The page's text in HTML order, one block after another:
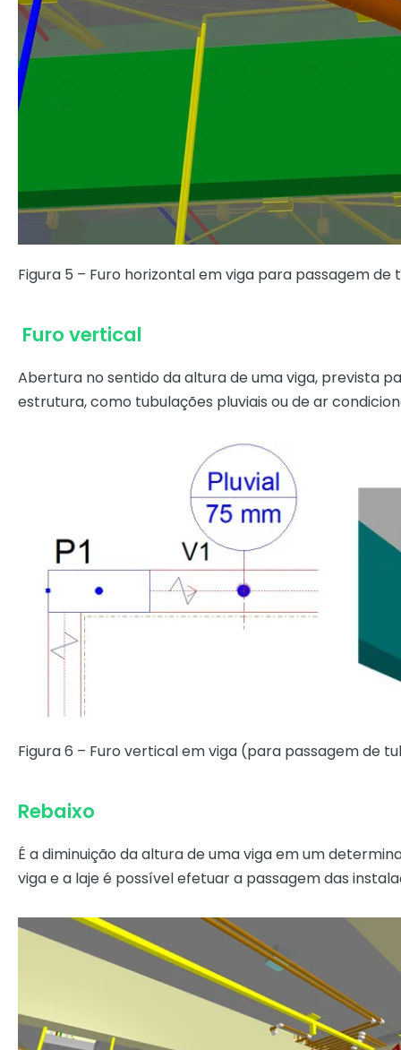
Figura 5 – Furo horizontal em viga para passagem
Furo vertical
Abertura no sentido da altura de uma viga, prevista
estrutura, como tubulações pluviais ou de ar
Figura 6 – Furo vertical em viga (para passagem de
Rebaixo
É a diminuição da altura de uma viga em um
viga e a laje é possível efetuar a passagem das